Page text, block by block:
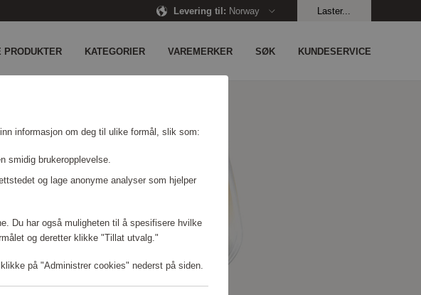
Levering til: Norway Laster...
PRODUKTER KATEGORIER VAREMERKER SØK KUNDESERVICE
informasjon om deg til ulike formål, slik som:
smidig brukeropplevelse.
og lage anonyme analyser som hjelper
Du har også muligheten til å spesifisere hvilke
og deretter klikke "Tillat utvalg."
på "Administrer cookies" nederst på siden.